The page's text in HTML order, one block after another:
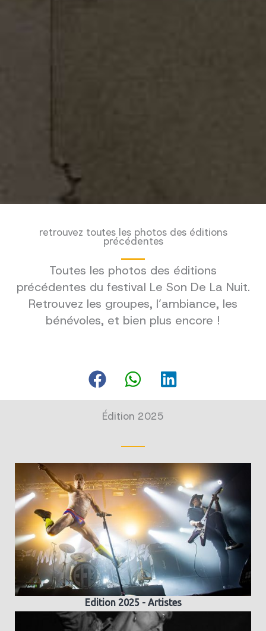
retrouvez toutes les photos des éditions
précédentes
Toutes les photos des éditions
précédentes du festival Le Son De La Nuit.
Retrouvez les groupes, l’ambiance, les
bénévoles, et bien plus encore !
Édition 2025
Edition 2025 - Artistes